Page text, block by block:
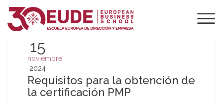
15
noviembre
2024
Requisitos para la obtención de
la certificación PMP